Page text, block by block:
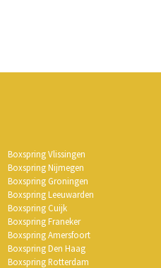
Boxspring Vlissingen
Boxspring Nijmegen
Boxspring Groningen
Boxspring Leeuwarden
Boxspring Cuijk
Boxspring Franeker
Boxspring Amersfoort
Boxspring Den Haag
Boxspring Rotterdam